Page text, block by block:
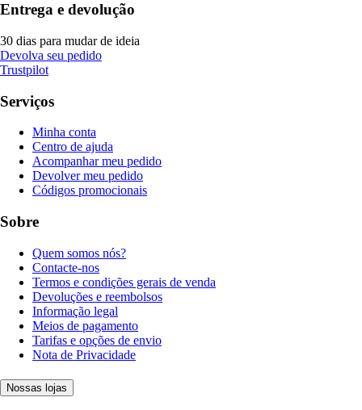
Entrega e devolução
30 dias para mudar de ideia
Devolva seu pedido
Trustpilot
Serviços
Minha conta
Centro de ajuda
Acompanhar meu pedido
Devolver meu pedido
Códigos promocionais
Sobre
Quem somos nós?
Contacte-nos
Termos e condições gerais de venda
Devoluções e reembolsos
Informação legal
Meios de pagamento
Tarifas e opções de envio
Nota de Privacidade
Nossas lojas